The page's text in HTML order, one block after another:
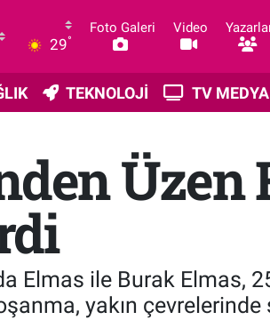
29°
Foto Galeri Video
TEKNOLOJİ TV MEDYA
Üzen
Elmas ile Burak Elmas,
yakın çevrelerinde